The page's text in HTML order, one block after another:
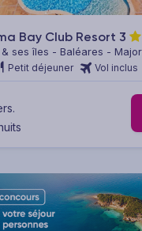
Bay Club Resort 3
ses îles - Baléares -
Petit déjeuner Vol inclus